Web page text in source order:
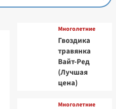
Многолетние
Гвоздика
травянка
Вайт-Ред
(Лучшая
цена)
Многолетние